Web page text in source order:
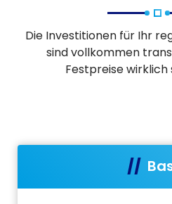
Die Investitionen für Ihr
sind vollkommen
Festpreise